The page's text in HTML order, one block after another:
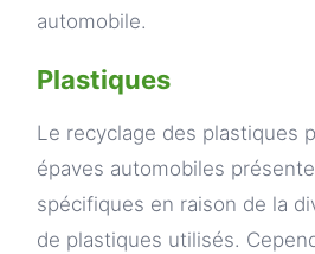
automobile.
Plastiques
Le recyclage des plastiques
épaves automobiles
spécifiques en raison de la
de plastiques utilisés.